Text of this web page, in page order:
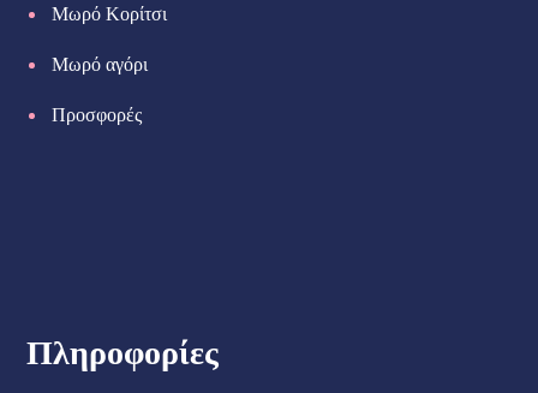
Μωρό Κορίτσι
Μωρό αγόρι
Προσφορές
Πληροφορίες